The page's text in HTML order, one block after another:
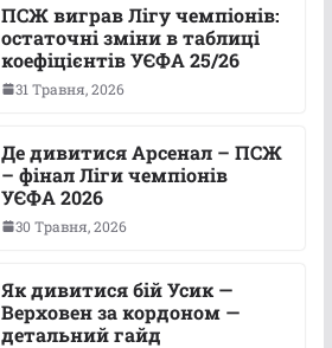
ПСЖ виграв Лігу чемпіонів:
остаточні зміни в таблиці
коефіцієнтів УЄФА 25/26
31 Травня, 2026
Де дивитися Арсенал – ПСЖ
– фінал Ліги чемпіонів
УЄФА 2026
30 Травня, 2026
Як дивитися бій Усик —
Верховен за кордоном —
детальний гайд